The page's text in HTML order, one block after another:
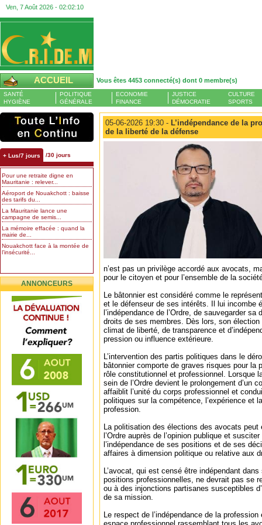
Ven, 7 Août 2026 - 02:02:11
ACCUEIL Vous êtes 4453 connecté(s) dont 0 membre(s)
SANTÉ
HYGIÈNE
POLITIQUE
GÉNÉRALE
ECONOMIE
FINANCE
JUSTICE
DÉMOCRATIE
CULTURE
SPORTS
+ Lus/7 jours /30 jours
Pour une retraite digne en
Mauritanie : relever...
Aéroport de Nouakchott : baisse
des tarifs du...
La Mauritanie lance une
campagne de semis...
La mémoire effacée : quand la
mairie de...
Nouakchott face à la montée de
l’insécurité...
ANNONCEURS
05-06-2026 19:30 - L’indépendance de la
de la liberté de la défense
n’est pas un privilège accordé aux avocats,
pour le citoyen et pour l’ensemble de la
Le bâtonnier est considéré comme le
et le défenseur de ses intérêts. Il lui incombe
l’indépendance de l’Ordre, de sauvegarder
droits de ses membres. Dès lors, son
climat de liberté, de transparence et
pression ou influence extérieure.
L’intervention des partis politiques dans le
bâtonnier comporte de graves risques pour la
rôle constitutionnel et professionnel. Lorsque
sein de l’Ordre devient le prolongement d’un
affaiblit l’unité du corps professionnel et
politiques sur la compétence, l’expérience et
profession.
La politisation des élections des avocats peut
l’Ordre auprès de l’opinion publique et
l’indépendance de ses positions et de ses
affaires à dimension politique ou relative aux
L’avocat, qui est censé être indépendant
positions professionnelles, ne devrait pas se
ou à des injonctions partisanes susceptibles
de sa mission.
Le respect de l’indépendance de la profession